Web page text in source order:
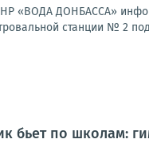
«ВОДА ДОНБАССА»
станции № 2
бьет по школам: